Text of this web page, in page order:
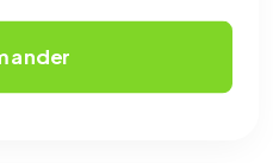
SITE WEB
Libertés ; recommandation CNIL